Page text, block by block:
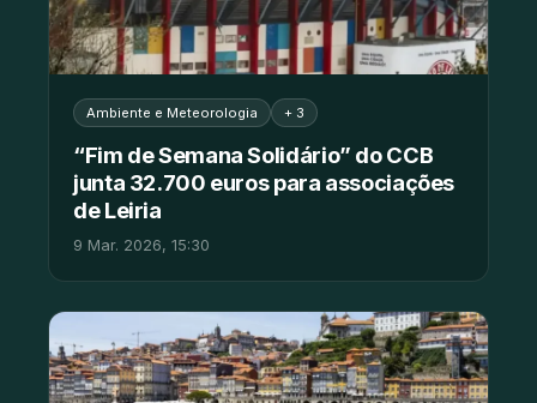
Ambiente e Meteorologia + 3
“Fim de Semana Solidário” do CCB
junta 32.700 euros para associações
de Leiria
9 Mar. 2026, 15:30